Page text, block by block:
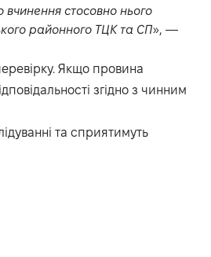
стосовно нього
районного ТЦК та СП», —
Якщо провина
згідно з чинним
та сприятимуть